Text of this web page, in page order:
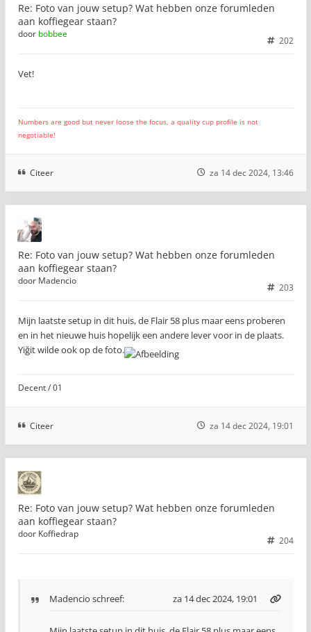
Re: Foto van jouw setup? Wat hebben onze forumleden
aan koffiegear staan?
202
door bobbee
Vet!
Numbers are good but never loose the focus, a quality cup profile is not
negotiable!
Citeer za 14 dec 2024, 13:46
Re: Foto van jouw setup? Wat hebben onze forumleden
aan koffiegear staan?
203
door Madencio
Mijn laatste setup in dit huis, de Flair 58 plus maar eens proberen
en in het nieuwe huis hopelijk een andere lever voor in de plaats.
Yiğit wilde ook op de foto.
Decent / 01
Citeer za 14 dec 2024, 19:01
Re: Foto van jouw setup? Wat hebben onze forumleden
aan koffiegear staan?
204
door Koffiedrap
Madencio schreef: za 14 dec 2024, 19:01